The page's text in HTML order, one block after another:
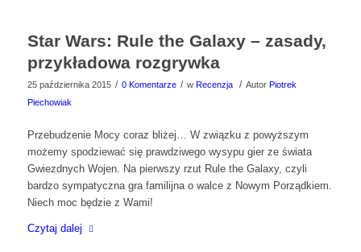
Star Wars: Rule the Galaxy – zasady,
przykładowa rozgrywka
25 października 2015 / 0 Komentarze / w Recenzja / Autor Piotrek
Piechowiak
Przebudzenie Mocy coraz bliżej… W związku z powyższym
możemy spodziewać się prawdziwego wysypu gier ze świata
Gwiezdnych Wojen. Na pierwszy rzut Rule the Galaxy, czyli
bardzo sympatyczna gra familijna o walce z Nowym Porządkiem.
Niech moc będzie z Wami!
Czytaj dalej